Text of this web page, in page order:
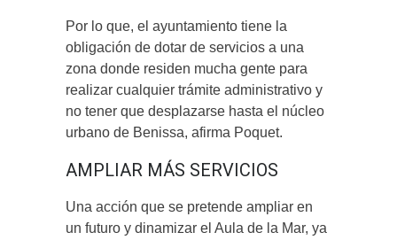
Por lo que, el ayuntamiento tiene la
obligación de dotar de servicios a una
zona donde residen mucha gente para
realizar cualquier trámite administrativo y
no tener que desplazarse hasta el núcleo
urbano de Benissa, afirma Poquet.
AMPLIAR MÁS SERVICIOS
Una acción que se pretende ampliar en
un futuro y dinamizar el Aula de la Mar, ya